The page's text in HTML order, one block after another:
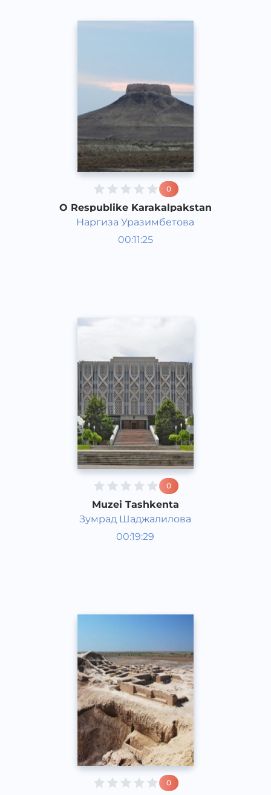
0
O Respublike Karakalpakstan
Наргиза Уразимбетова
00:11:25
O‘zbekiston tarixi va madaniyati
0
Muzei Tashkenta
Зумрад Шаджалилова
00:19:29
O‘zbekiston tarixi va madaniyati
0